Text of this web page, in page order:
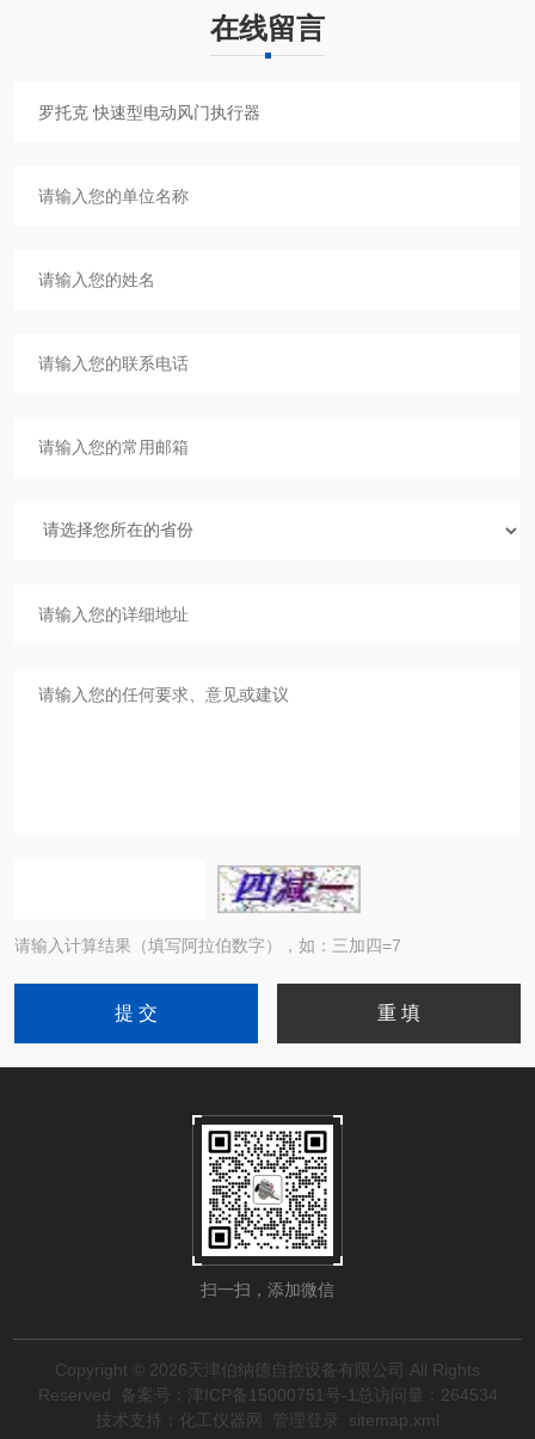
在线留言
请输入计算结果（填写阿拉伯数字），如：三加四=7
扫一扫，添加微信
Copyright © 2026天津伯纳德自控设备有限公司 All Rights
Reserved
备案号：津ICP备15000751号-1 总访问量：264534
技术支持： 化工仪器网 管理登录 sitemap.xml